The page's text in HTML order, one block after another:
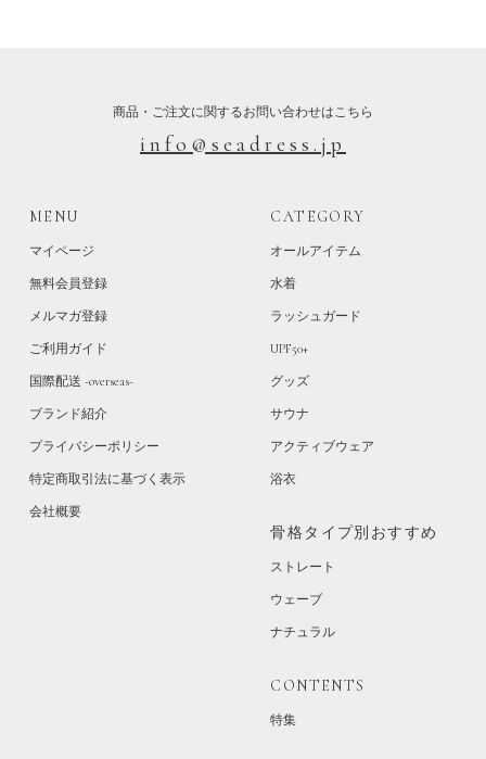
商品・ご注文に関するお問い合わせはこちら
info@seadress.jp
MENU
マイページ
無料会員登録
メルマガ登録
ご利用ガイド
国際配送 -overseas-
ブランド紹介
プライバシーポリシー
特定商取引法に基づく表示
会社概要
CATEGORY
オールアイテム
水着
ラッシュガード
UPF50+
グッズ
サウナ
アクティブウェア
浴衣
骨格タイプ別おすすめ
ストレート
ウェーブ
ナチュラル
CONTENTS
特集